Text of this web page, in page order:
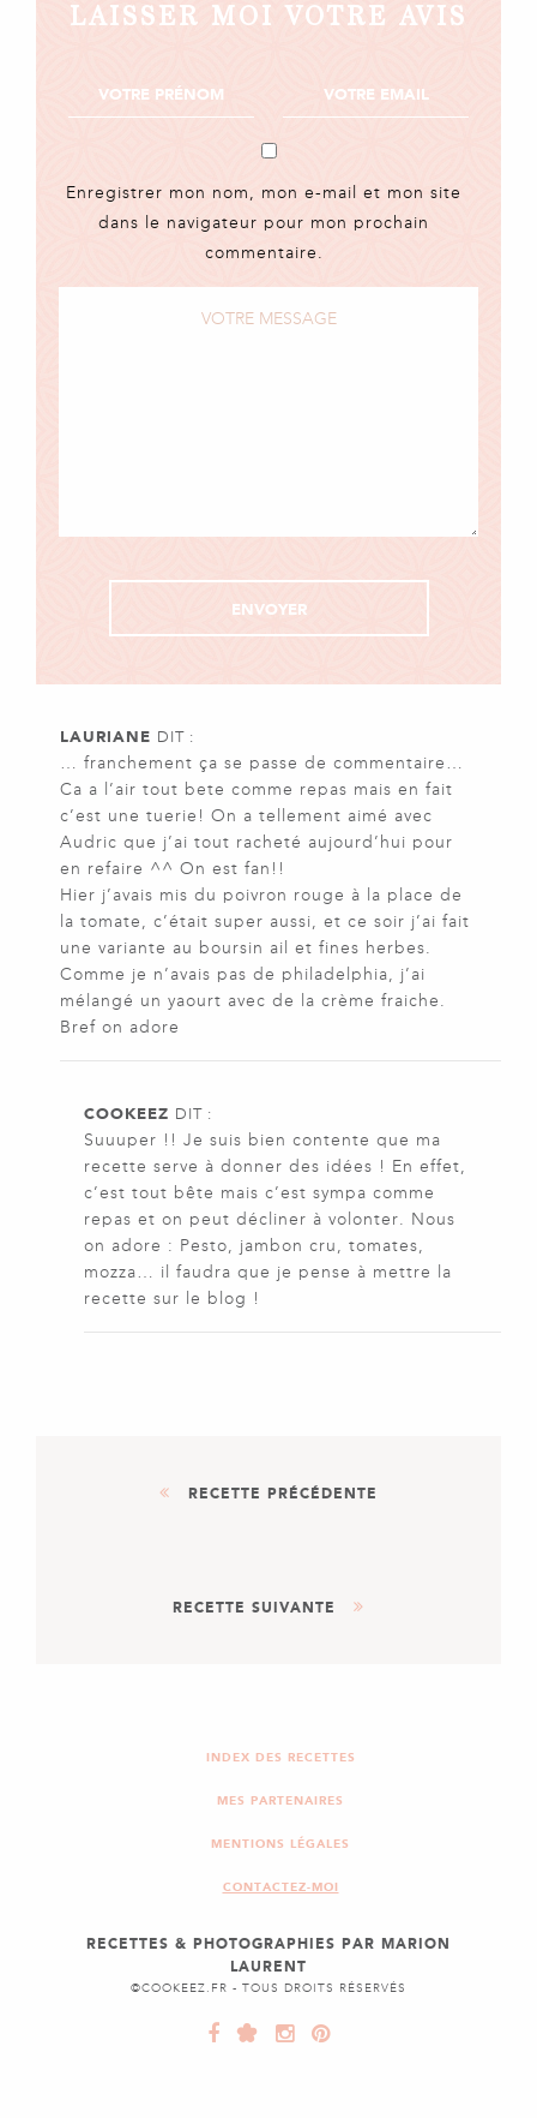
LAISSER MOI VOTRE AVIS
Enregistrer mon nom, mon e-mail et mon site
dans le navigateur pour mon prochain
commentaire.
LAURIANE DIT :
… franchement ça se passe de commentaire…
Ca a l’air tout bete comme repas mais en fait
c’est une tuerie! On a tellement aimé avec
Audric que j’ai tout racheté aujourd’hui pour
en refaire ^^ On est fan!!
Hier j’avais mis du poivron rouge à la place de
la tomate, c’était super aussi, et ce soir j’ai fait
une variante au boursin ail et fines herbes.
Comme je n’avais pas de philadelphia, j’ai
mélangé un yaourt avec de la crème fraiche.
Bref on adore
COOKEEZ DIT :
Suuuper !! Je suis bien contente que ma
recette serve à donner des idées ! En effet,
c’est tout bête mais c’est sympa comme
repas et on peut décliner à volonter. Nous
on adore : Pesto, jambon cru, tomates,
mozza… il faudra que je pense à mettre la
recette sur le blog !
RECETTE PRÉCÉDENTE
BURRITOS À LA VIANDE
RECETTE SUIVANTE
INDEX DES RECETTES
MES PARTENAIRES
MENTIONS LÉGALES
CONTACTEZ-MOI
RECETTES & PHOTOGRAPHIES PAR MARION
LAURENT
©COOKEEZ.FR - TOUS DROITS RÉSERVÉS